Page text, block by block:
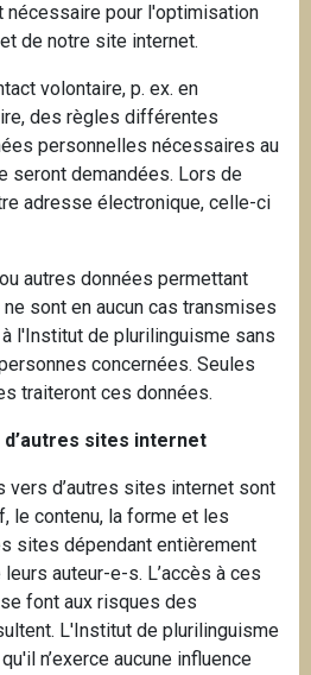
pour l'optimisation
de notre site internet.
volontaire, p. ex. en
des règles différentes
personnelles nécessaires au
seront demandées. Lors de
adresse électronique, celle-ci
autres données permettant
sont en aucun cas transmises
l'Institut de plurilinguisme sans
concernées. Seules
traiteront ces données.
sites internet
vers d’autres sites internet sont
le contenu, la forme et les
sites dépendant entièrement
auteur-e-s. L’accès à ces
font aux risques des
L'Institut de plurilinguisme
n’exerce aucune influence